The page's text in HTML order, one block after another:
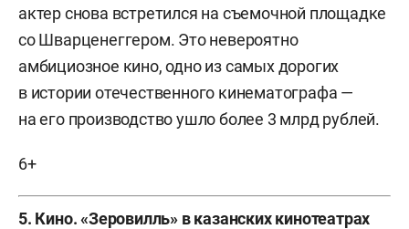
актер снова встретился на съемочной площадке
со Шварценеггером. Это невероятно
амбициозное кино, одно из самых дорогих
в истории отечественного кинематографа —
на его производство ушло более 3 млрд рублей.
6+
5. Кино. «Зеровилль» в казанских кинотеатрах